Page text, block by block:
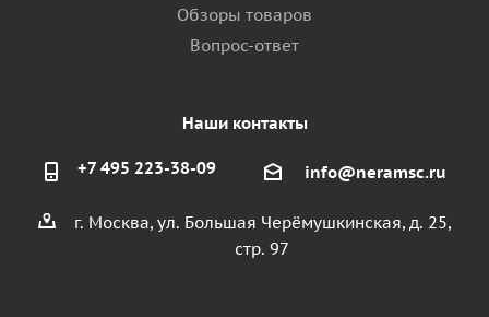
Обзоры товаров
Вопрос-ответ
Наши контакты
+7 495 223-38-09 info@neramsc.ru
г. Москва, ул. Большая Черёмушкинская, д. 25,
стр. 97